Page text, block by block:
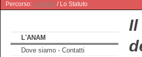
Percorso: L'ANAM / Lo Statuto
L'ANAM
Dove siamo - Contatti
Il